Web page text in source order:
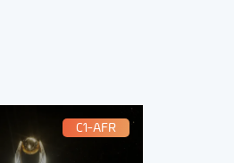
C1-AFR